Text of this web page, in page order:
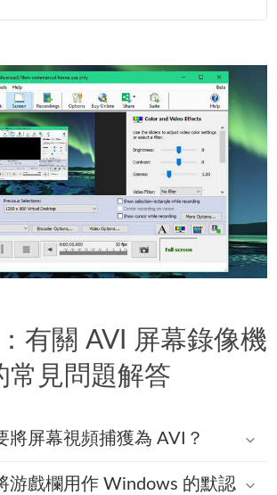
有關 AVI 屏幕錄像機
常見問題解答
將屏幕視頻捕獲為 AVI？
游戲欄用作 Windows 的默認